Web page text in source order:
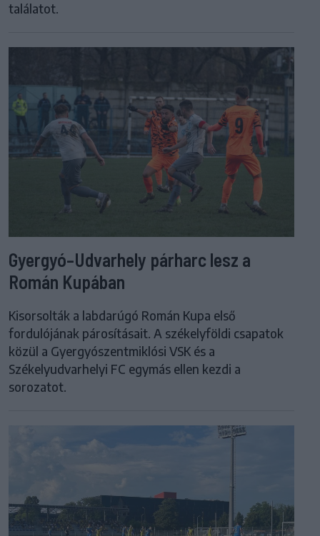
találatot.
Gyergyó–Udvarhely párharc lesz a
Román Kupában
Kisorsolták a labdarúgó Román Kupa első
fordulójának párosításait. A székelyföldi csapatok
közül a Gyergyószentmiklósi VSK és a
Székelyudvarhelyi FC egymás ellen kezdi a
sorozatot.